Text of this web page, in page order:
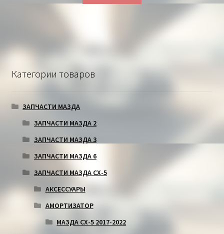
Категории товаров
ЗАПЧАСТИ МАЗДА
ЗАПЧАСТИ МАЗДА 2
ЗАПЧАСТИ МАЗДА 3
ЗАПЧАСТИ МАЗДА 6
ЗАПЧАСТИ МАЗДА СХ-5
АКСЕССУАРЫ
АМОРТИЗАТОР
МАЗДА СХ-5 2017-2022